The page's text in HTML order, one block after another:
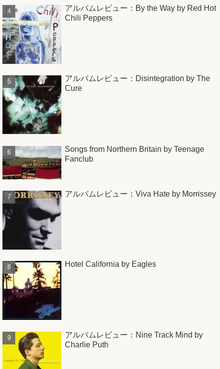
アルバムレビュー：By the Way by Red Hot
Chili Peppers
アルバムレビュー：Disintegration by The
Cure
Songs from Northern Britain by Teenage
Fanclub
アルバムレビュー：Viva Hate by Morrissey
Hotel California by Eagles
アルバムレビュー：Nine Track Mind by
Charlie Puth